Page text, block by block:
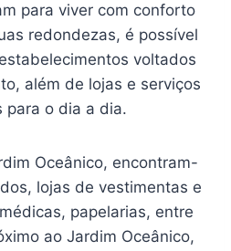
para viver com conforto
redondezas, é possível
voltados
além de lojas e serviços
para o dia a dia.
Oceânico, encontram-
lojas de vestimentas e
papelarias, entre
ao Jardim Oceânico,